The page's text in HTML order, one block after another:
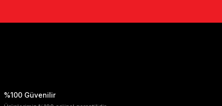
%100 Güvenilir